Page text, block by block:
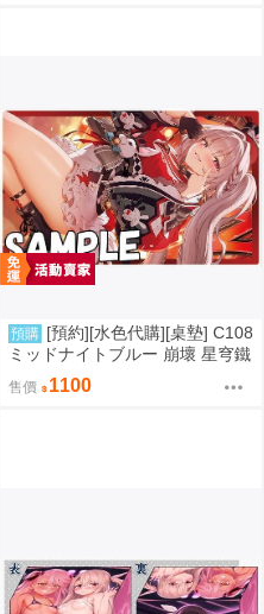
預購 [預約][水色代購][桌墊] C108
ミッドナイトブルー 崩壞 星穹鐵
道 火花
售價 1100